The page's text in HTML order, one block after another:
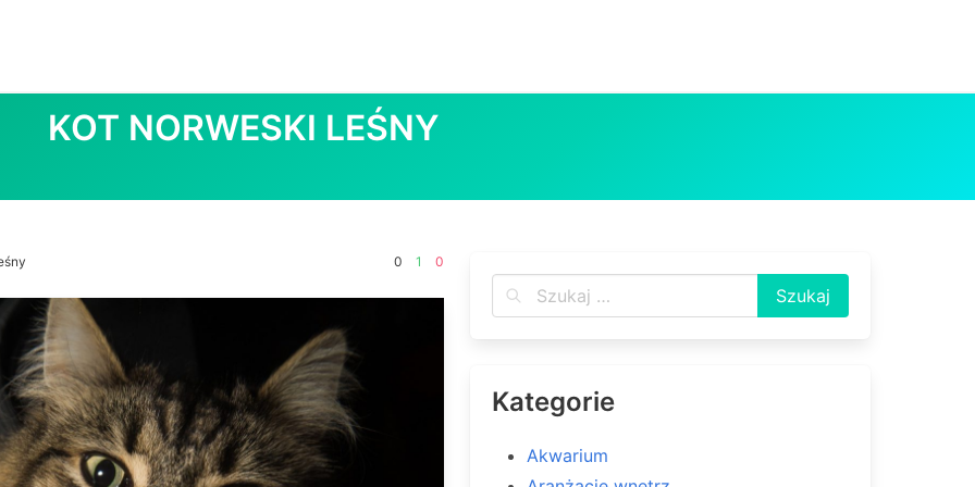
KOT NORWESKI LEŚNY
0 1 0
Kategorie
Akwarium